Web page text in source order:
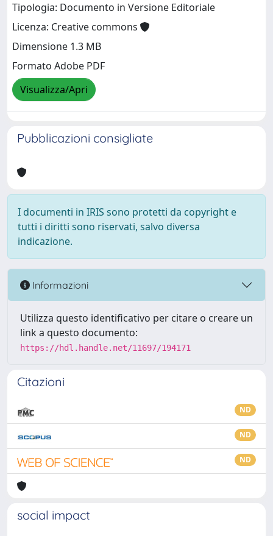
Tipologia: Documento in Versione Editoriale
Licenza: Creative commons
Dimensione 1.3 MB
Formato Adobe PDF
Visualizza/Apri
Pubblicazioni consigliate
I documenti in IRIS sono protetti da copyright e
tutti i diritti sono riservati, salvo diversa
indicazione.
Informazioni
Utilizza questo identificativo per citare o creare un
link a questo documento:
https://hdl.handle.net/11697/194171
Citazioni
ND
ND
ND
social impact